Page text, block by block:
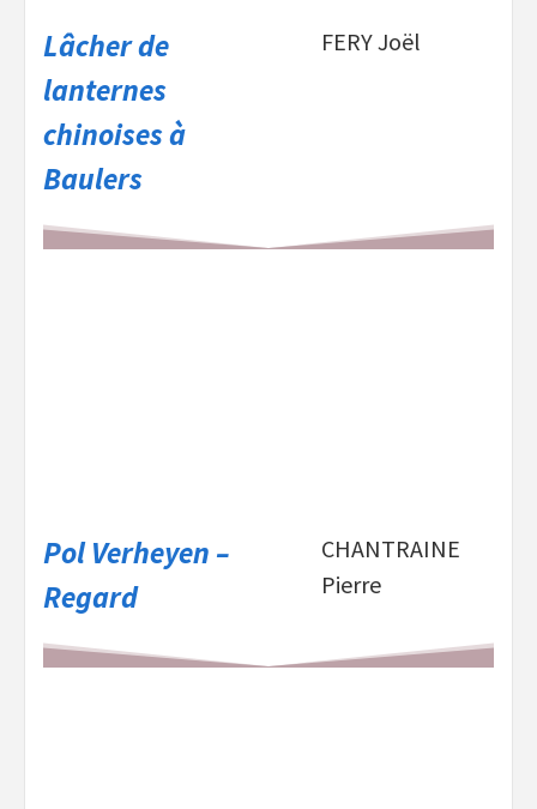
Lâcher de
lanternes
chinoises à
Baulers
FERY Joël
Pol Verheyen –
Regard
CHANTRAINE
Pierre